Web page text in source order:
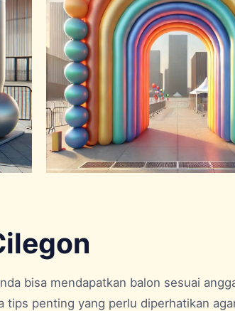
bisa mendapatkan balon sesuai
tips penting yang perlu diperhatikan